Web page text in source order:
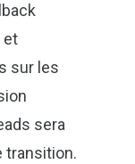
sur les
sera
transition.